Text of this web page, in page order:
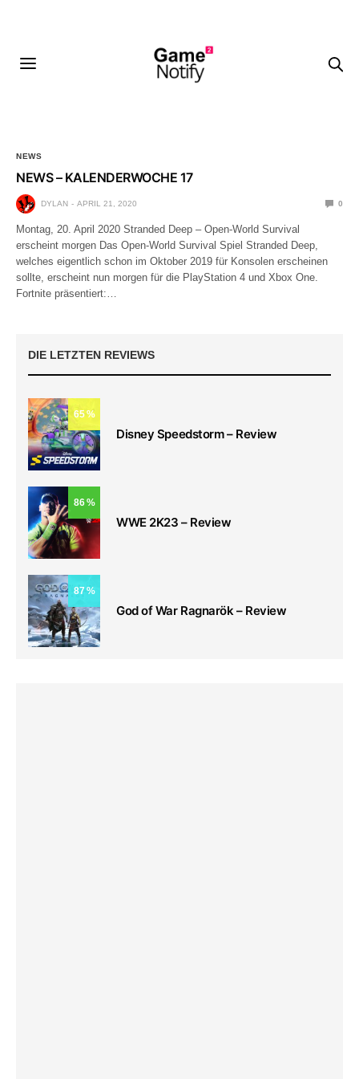
NEWS
NEWS – KALENDERWOCHE 17
DYLAN APRIL 21, 2020 0
Montag, 20. April 2020 Stranded Deep – Open-World Survival
erscheint morgen Das Open-World Survival Spiel Stranded Deep,
welches eigentlich schon im Oktober 2019 für Konsolen erscheinen
sollte, erscheint nun morgen für die PlayStation 4 und Xbox One.
Fortnite präsentiert:…
DIE LETZTEN REVIEWS
65
Disney Speedstorm – Review
86
WWE 2K23 – Review
87
God of War Ragnarök – Review